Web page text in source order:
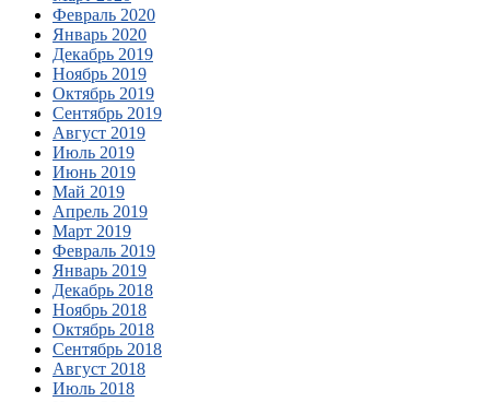
Февраль 2020
Январь 2020
Декабрь 2019
Ноябрь 2019
Октябрь 2019
Сентябрь 2019
Август 2019
Июль 2019
Июнь 2019
Май 2019
Апрель 2019
Март 2019
Февраль 2019
Январь 2019
Декабрь 2018
Ноябрь 2018
Октябрь 2018
Сентябрь 2018
Август 2018
Июль 2018